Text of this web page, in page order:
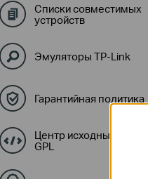
Списки совместимых
устройств
Эмуляторы TP-Link
Гарантийная политика
Центр исходных кодов
GPL